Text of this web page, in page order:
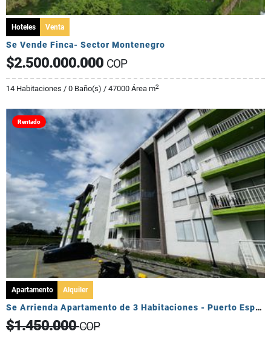
Hoteles Venta
Se Vende Finca- Sector Montenegro
$2.500.000.000 COP
14 Habitaciones / 0 Baño(s) / 47000 Área m2
Rentado
Apartamento Alquiler
Se Arrienda Apartamento de 3 Habitaciones - Puerto Espejo
$1.450.000COP